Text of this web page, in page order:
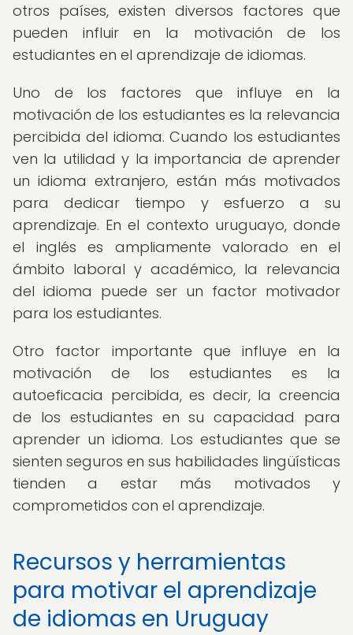
otros países, existen diversos factores que
pueden influir en la motivación de los
estudiantes en el aprendizaje de idiomas.
Uno de los factores que influye en la
motivación de los estudiantes es la relevancia
percibida del idioma. Cuando los estudiantes
ven la utilidad y la importancia de aprender
un idioma extranjero, están más motivados
para dedicar tiempo y esfuerzo a su
aprendizaje. En el contexto uruguayo, donde
el inglés es ampliamente valorado en el
ámbito laboral y académico, la relevancia
del idioma puede ser un factor motivador
para los estudiantes.
Otro factor importante que influye en la
motivación de los estudiantes es la
autoeficacia percibida, es decir, la creencia
de los estudiantes en su capacidad para
aprender un idioma. Los estudiantes que se
sienten seguros en sus habilidades lingüísticas
tienden a estar más motivados y
comprometidos con el aprendizaje.
Recursos y herramientas
para motivar el aprendizaje
de idiomas en Uruguay